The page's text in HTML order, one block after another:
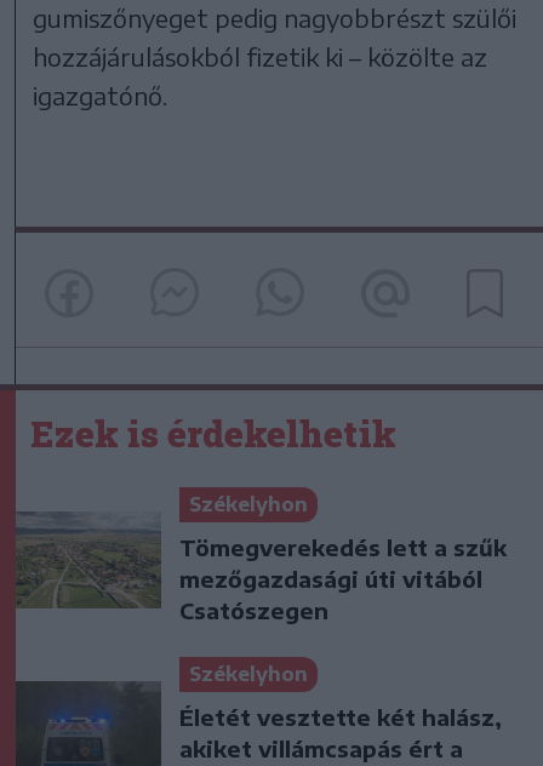
gumiszőnyeget pedig nagyobbrészt szülői
hozzájárulásokból fizetik ki – közölte az
igazgatónő.
Ezek is érdekelhetik
Székelyhon
Tömegverekedés lett a szűk
mezőgazdasági úti vitából
Csatószegen
Székelyhon
Életét vesztette két halász,
akiket villámcsapás ért a